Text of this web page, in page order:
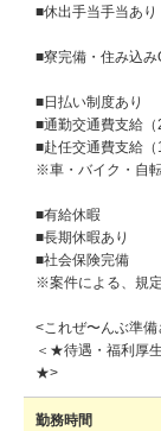
■休出手当手当あり
■寮完備・住み込み
■日払い制度あり
■通勤交通費支給（
■赴任交通費支給（
※車・バイク・自
■有給休暇
■長期休暇あり
■社会保険完備
※案件による、規
<これぜ〜んぶ準
＜★待遇・福利厚
★>
勤務時間